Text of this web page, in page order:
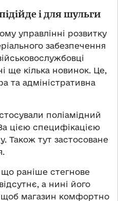
і для шульги
управлінні розвитку
забезпечення
ще кілька новинок. Це,
та адміністративна
поліамідний
цією специфікацією
Також тут застосоване
раніше стегнове
а нині його
щоб магазин комфортно